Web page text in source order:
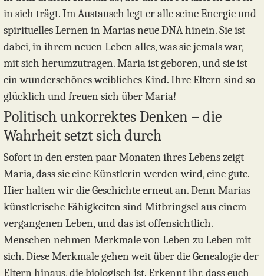
in sich trägt. Im Austausch legt er alle seine Energie und
spirituelles Lernen in Marias neue DNA hinein. Sie ist
dabei, in ihrem neuen Leben alles, was sie jemals war,
mit sich herumzutragen. Maria ist geboren, und sie ist
ein wunderschönes weibliches Kind. Ihre Eltern sind so
glücklich und freuen sich über Maria!
Politisch unkorrektes Denken – die
Wahrheit setzt sich durch
Sofort in den ersten paar Monaten ihres Lebens zeigt
Maria, dass sie eine Künstlerin werden wird, eine gute.
Hier halten wir die Geschichte erneut an. Denn Marias
künstlerische Fähigkeiten sind Mitbringsel aus einem
vergangenen Leben, und das ist offensichtlich.
Menschen nehmen Merkmale von Leben zu Leben mit
sich. Diese Merkmale gehen weit über die Genealogie der
Eltern hinaus, die biologisch ist. Erkennt ihr, dass euch